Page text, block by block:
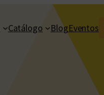
Catálogo BlogEventos